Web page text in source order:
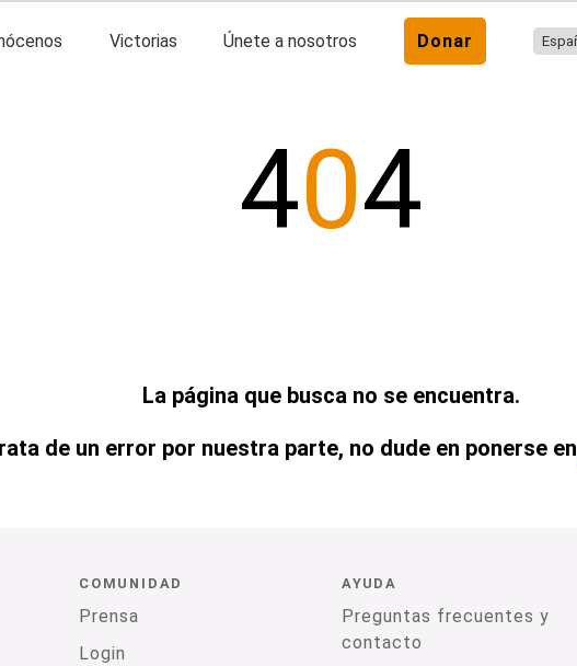
Victorias Únete a nosotros Donar
404
La página que busca no se encuentra.
de un error por nuestra parte, no dude en ponerse en
COMUNIDAD
Prensa
Login
AYUDA
Preguntas frecuentes y
contacto